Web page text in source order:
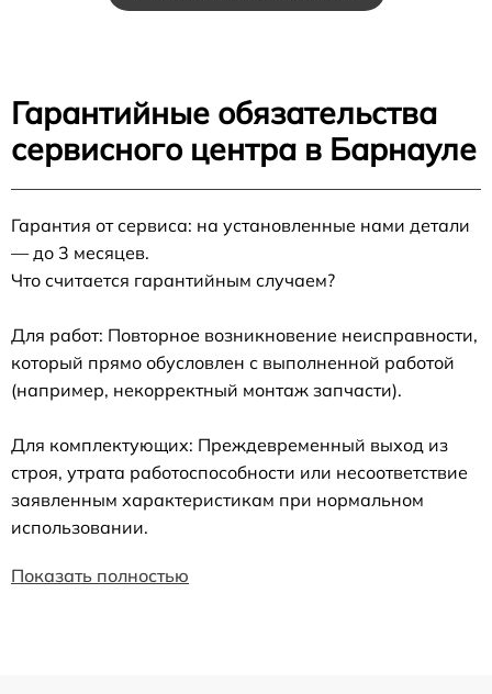
Гарантийные обязательства
сервисного центра в Барнауле
Гарантия от сервиса: на установленные нами детали
— до 3 месяцев.
Что считается гарантийным случаем?
Для работ: Повторное возникновение неисправности,
который прямо обусловлен с выполненной работой
(например, некорректный монтаж запчасти).
Для комплектующих: Преждевременный выход из
строя, утрата работоспособности или несоответствие
заявленным характеристикам при нормальном
использовании.
Показать полностью